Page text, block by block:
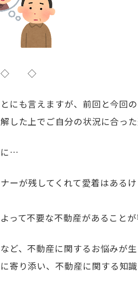
◇
にも言えますが、前回と今回
した上でご自分の状況に合っ
に…
ーが残してくれて愛着はある
って不要な不動産があることが
ど、不動産に関するお悩みが
寄り添い、不動産に関する知